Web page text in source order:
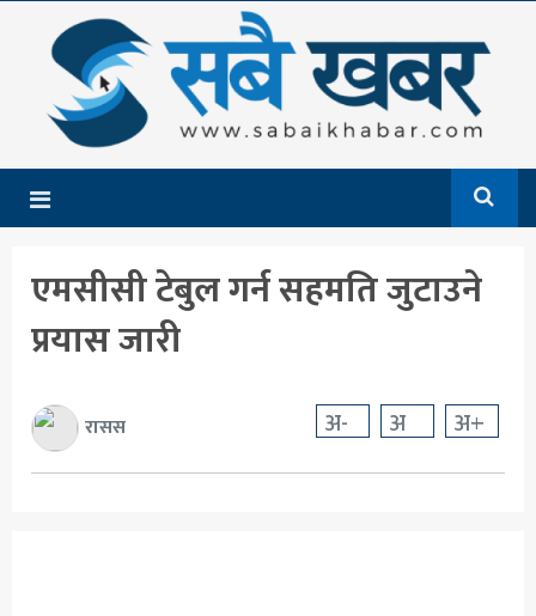
गृहपृष्ठ
समाचार
राजनीति
देश
आर्थिक
अन्तर्राष्ट्रिय
मनोरञ्जन
एमसीसी टेबुल गर्न सहमति जुटाउने
प्रयास जारी
रासस अ- अ अ+